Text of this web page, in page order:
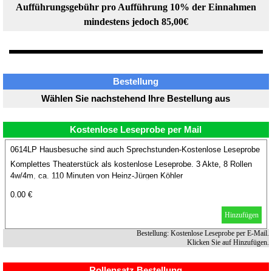
Aufführungsgebühr pro Aufführung 10% der Einnahmen
mindestens jedoch 85,00€
Bestellung
Wählen Sie nachstehend Ihre Bestellung aus
Kostenlose Leseprobe per Mail
0614LP Hausbesuche sind auch Sprechstunden-Kostenlose Leseprobe
Komplettes Theaterstück als kostenlose Leseprobe. 3 Akte, 8 Rollen
4w/4m, ca. 110 Minuten von Heinz-Jürgen Köhler
0.00 €
Hinzufügen
Bestellung: Kostenlose Leseprobe per E-Mail.
Klicken Sie auf Hinzufügen.